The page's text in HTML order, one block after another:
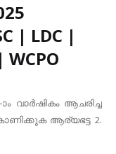
| LDC |
WCPO
ാം വാർഷികം ആചരിച്ച
ആര്യഭട്ട 2.